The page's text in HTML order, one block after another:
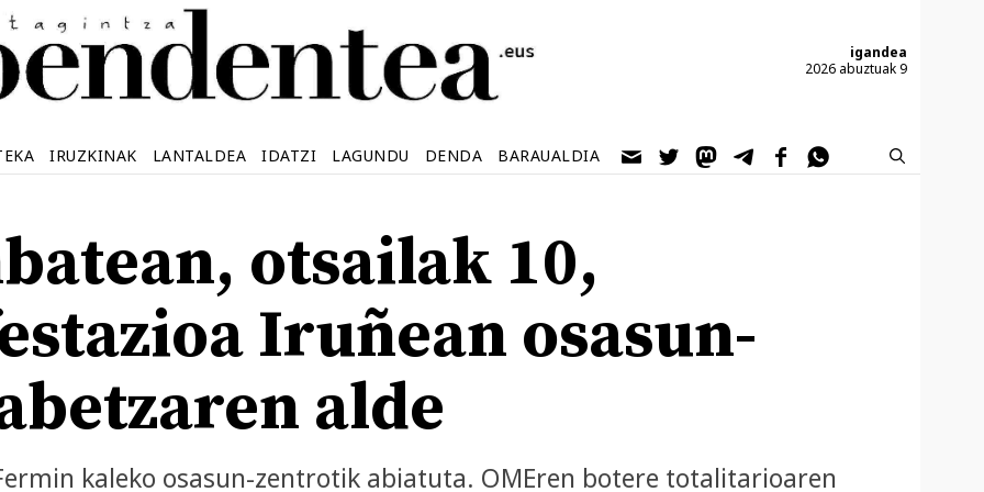
igandea
2026 abuztuak 9
IRUZKINAK LANTALDEA IDATZI LAGUNDU DENDA BARAUALDIA
otsailak 10,
Iruñean osasun-
alde
kaleko osasun-zentrotik abiatuta. OMEren botere totalitarioaren